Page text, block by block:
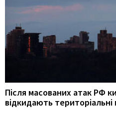
Після масованих атак РФ
відкидають